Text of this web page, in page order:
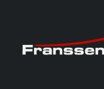
content